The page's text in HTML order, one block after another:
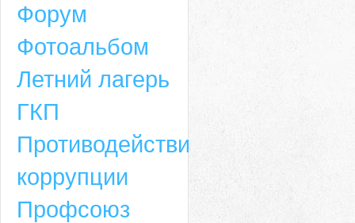
Адрес
6-49, электронный адрес: aja_70@mail.ru
Форум
Фотоальбом
Летний лагерь
ГКП
Противодействие
коррупции
Профсоюз